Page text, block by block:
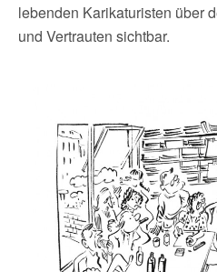
lebenden Karikaturisten über
und Vertrauten sichtbar.